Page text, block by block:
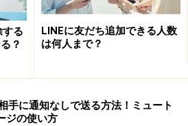
スト」か「日付」で入力方法が異な
像を挿入することもでき、「日付」
選べるようになっている
締め切り日の他、「複数選択可」や
を指定できる
する
？
LINEに友だち追加できる人数
は何人まで？
手に通知なしで送る方法！ミュート
ジの使い方